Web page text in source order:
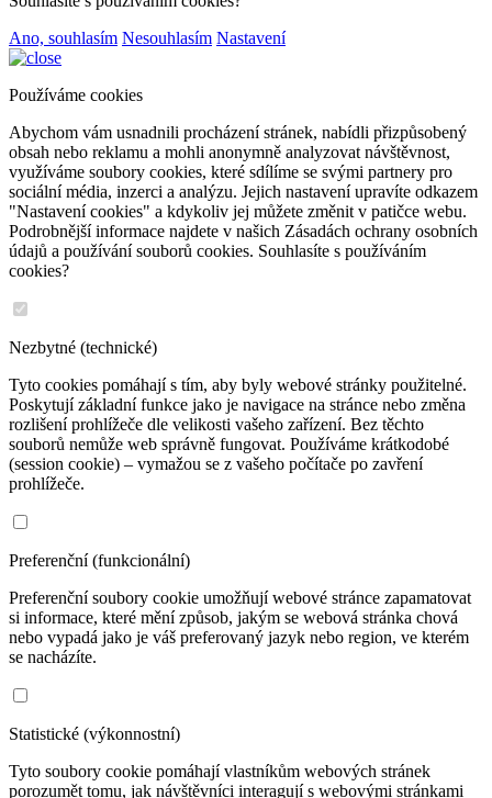
Ano, souhlasím Nesouhlasím Nastavení
Používáme cookies
Abychom vám usnadnili procházení stránek, nabídli přizpůsobený
obsah nebo reklamu a mohli anonymně analyzovat návštěvnost,
využíváme soubory cookies, které sdílíme se svými partnery pro
sociální média, inzerci a analýzu. Jejich nastavení upravíte odkazem
"Nastavení cookies" a kdykoliv jej můžete změnit v patičce webu.
Podrobnější informace najdete v našich Zásadách ochrany osobních
údajů a používání souborů cookies. Souhlasíte s používáním
cookies?
Nezbytné (technické)
Tyto cookies pomáhají s tím, aby byly webové stránky použitelné.
Poskytují základní funkce jako je navigace na stránce nebo změna
rozlišení prohlížeče dle velikosti vašeho zařízení. Bez těchto
souborů nemůže web správně fungovat. Používáme krátkodobé
(session cookie) – vymažou se z vašeho počítače po zavření
prohlížeče.
Preferenční (funkcionální)
Preferenční soubory cookie umožňují webové stránce zapamatovat
si informace, které mění způsob, jakým se webová stránka chová
nebo vypadá jako je váš preferovaný jazyk nebo region, ve kterém
se nacházíte.
Statistické (výkonnostní)
Tyto soubory cookie pomáhají vlastníkům webových stránek
porozumět tomu, jak návštěvníci interagují s webovými stránkami